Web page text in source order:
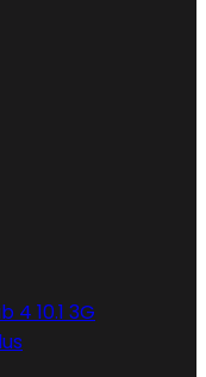
4 10.1 3G